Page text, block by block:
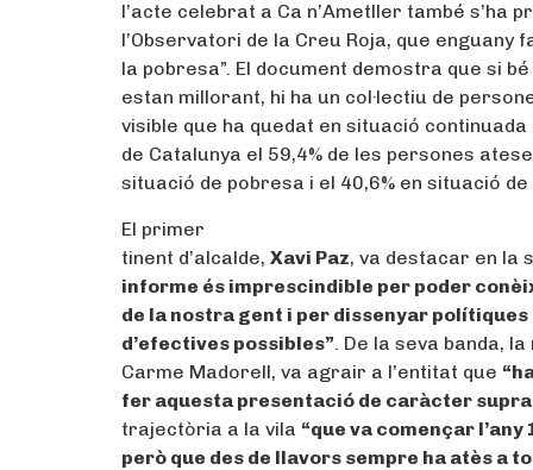
l’acte celebrat a Ca n’Ametller també s’ha
l’Observatori de la Creu Roja, que
la pobresa”. El document demostra que si
estan millorant, hi ha un col·lectiu de
visible que ha quedat en situació
de Catalunya el 59,4% de les persones
situació de pobresa i el 40,6% en situació
El primer
tinent d’alcalde, Xavi Paz, va destacar en la
informe és imprescindible per poder
de la nostra gent i per dissenyar
d’efectives possibles”. De la seva banda,
Carme Madorell, va agrair a l’entitat que
fer aquesta presentació de caràcter
trajectòria a la vila “que va començar
però que des de llavors sempre ha atès a